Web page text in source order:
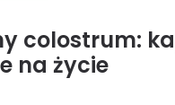
colostrum:
na życie